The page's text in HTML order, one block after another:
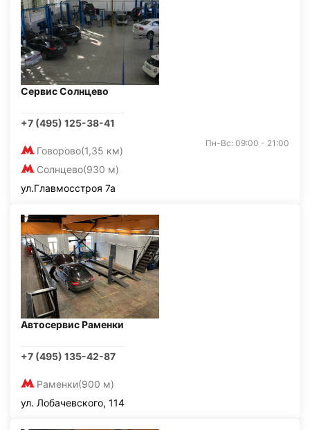
Сервис Солнцево
+7 (495) 125-38-41
Говорово(1,35 км)
Солнцево(930 м)
Пн-Вс: 09:00 - 21:00
ул.Главмосстроя 7а
Автосервис Раменки
+7 (495) 135-42-87
Раменки(900 м)
ул. Лобачевского, 114